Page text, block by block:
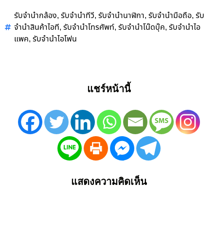
รับจำนำกล้อง, รับจำนำทีวี, รับจำนำนาฬิกา, รับจำนำมือถือ, รับ
จำนำสินค้าไอที, รับจำนำโทรศัพท์, รับจำนำโน๊ดบุ๊ค, รับจำนำไอ
แพค, รับจำนำไอโฟน
แชร์หน้านี้
แสดงความคิดเห็น